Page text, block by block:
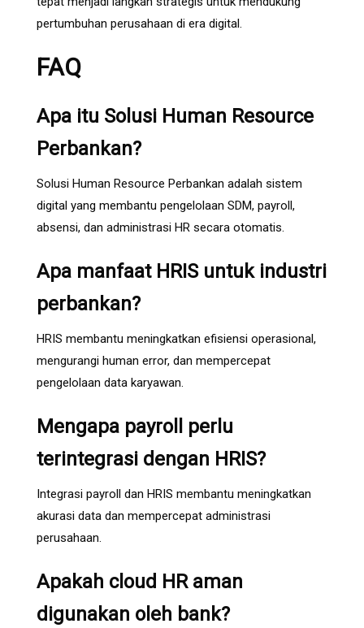
pertumbuhan perusahaan di era digital.
FAQ
Apa itu Solusi Human Resource
Perbankan?
Solusi Human Resource Perbankan adalah sistem
digital yang membantu pengelolaan SDM, payroll,
absensi, dan administrasi HR secara otomatis.
Apa manfaat HRIS untuk industri
perbankan?
HRIS membantu meningkatkan efisiensi operasional,
mengurangi human error, dan mempercepat
pengelolaan data karyawan.
Mengapa payroll perlu
terintegrasi dengan HRIS?
Integrasi payroll dan HRIS membantu meningkatkan
akurasi data dan mempercepat administrasi
perusahaan.
Apakah cloud HR aman
digunakan oleh bank?